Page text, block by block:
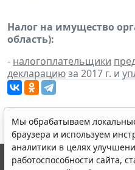
Налог на имущество
область):
- налогоплательщики
декларациюза 2017 г. и
Мы обрабатываем
браузера и используем
аналитики в целях
работоспособности сайта,